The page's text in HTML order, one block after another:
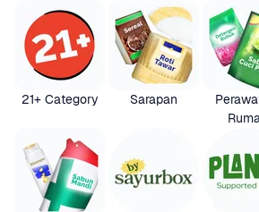
21+ Category Sarapan